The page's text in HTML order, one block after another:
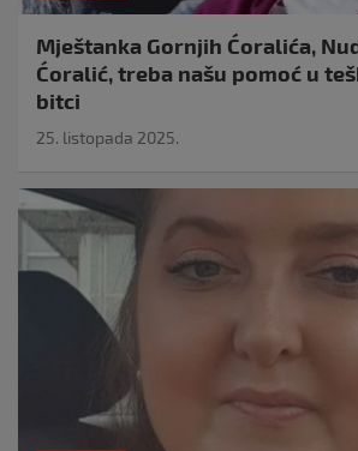
Mještanka Gornjih Ćoralića,
Ćoralić, treba našu pomoć u
bitci
25. listopada 2025.